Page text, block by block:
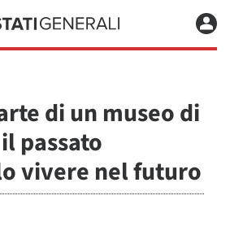
di un museo di
passato
vivere nel futuro